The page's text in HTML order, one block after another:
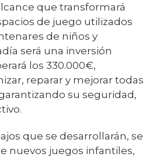
que transformará
de juego utilizados
de niños y
será una inversión
los 330.000€,
reparar y mejorar todas
su seguridad,
que se desarrollarán, se
nuevos juegos infantiles,